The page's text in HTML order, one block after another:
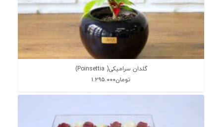
گلدان سرامیکی( Poinsettia)
تومان۱.۲۹۵.۰۰۰